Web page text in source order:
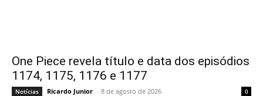
One Piece revela título e data dos episódios
1174, 1175, 1176 e 1177
Notícias Ricardo Junior - 8 de agosto de 2026 0